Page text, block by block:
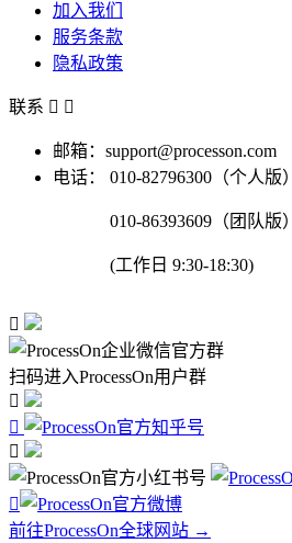
加入我们
服务条款
隐私政策
联系  
邮箱：support@processon.com
电话：
010-82796300（个人版）
010-86393609（团队版）
(工作日 9:30-18:30)

扫码进入ProcessOn用户群




前往ProcessOn全球网站 →